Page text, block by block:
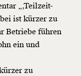
„,Teilzeit-
ist kürzer zu
Betriebe führen
ein und
zu